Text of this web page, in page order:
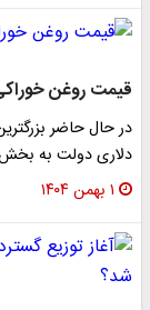
قیمت روغن خوراکی۳ برابر شد| چرا روغن کمیاب و
در حال حاضر
دلاری دولت به
۱ بهمن ۱۴۰۴